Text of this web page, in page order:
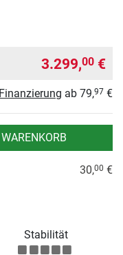
3.299,00 €
Finanzierung ab 79,97 €
Stabilität
30,00 €